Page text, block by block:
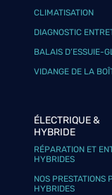
CLIMATISATION
DIAGNOSTIC
BALAIS D’ESSUIE-
VIDANGE DE LA
ÉLECTRIQUE &
HYBRIDE
RÉPARATION ET
HYBRIDES
NOS PRESTATIONS
HYBRIDES